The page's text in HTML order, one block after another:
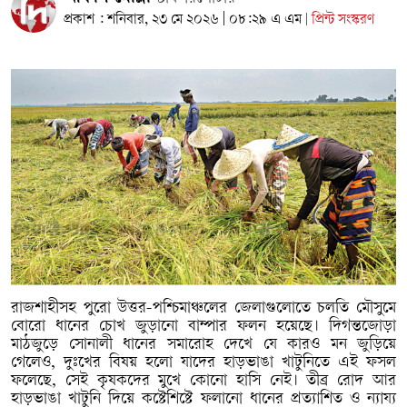
প্রকাশ : শনিবার, ২৩ মে ২০২৬ | ০৮:২৯ এ এম প্রিন্ট সংস্করণ
রাজশাহীসহ পুরো উত্তর-পশ্চিমাঞ্চলের জেলাগুলোতে চলতি মৌসুমে
বোরো ধানের চোখ জুড়ানো বাম্পার ফলন হয়েছে। দিগন্তজোড়া
মাঠজুড়ে সোনালী ধানের সমারোহ দেখে যে কারও মন জুড়িয়ে
গেলেও, দুঃখের বিষয় হলো যাদের হাড়ভাঙা খাটুনিতে এই ফসল
ফলেছে, সেই কৃষকদের মুখে কোনো হাসি নেই। তীব্র রোদ আর
হাড়ভাঙা খাটুনি দিয়ে কষ্টেশিষ্টে ফলানো ধানের প্রত্যাশিত ও ন্যায্য